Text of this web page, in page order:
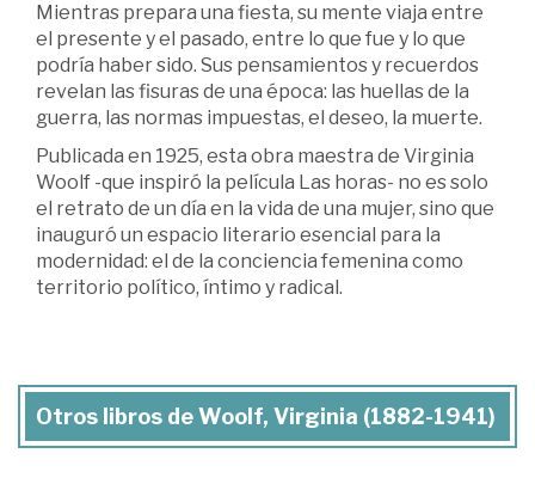
Mientras prepara una fiesta, su mente viaja entre
el presente y el pasado, entre lo que fue y lo que
podría haber sido. Sus pensamientos y recuerdos
revelan las fisuras de una época: las huellas de la
guerra, las normas impuestas, el deseo, la muerte.
Publicada en 1925, esta obra maestra de Virginia
Woolf -que inspiró la película Las horas- no es solo
el retrato de un día en la vida de una mujer, sino que
inauguró un espacio literario esencial para la
modernidad: el de la conciencia femenina como
territorio político, íntimo y radical.
Otros libros de Woolf, Virginia (1882-1941)